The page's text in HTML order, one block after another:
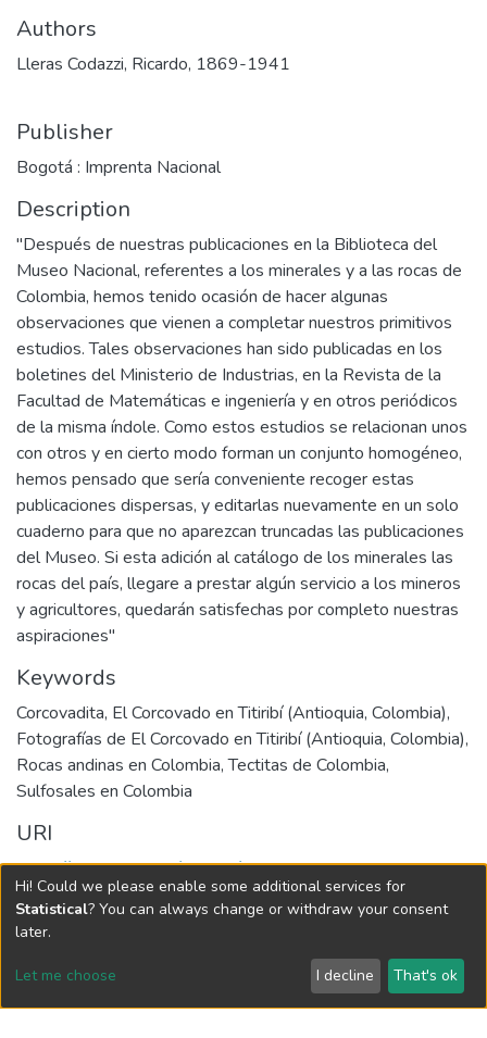
Authors
Lleras Codazzi, Ricardo, 1869-1941
Publisher
Bogotá : Imprenta Nacional
Description
"Después de nuestras publicaciones en la Biblioteca del
Museo Nacional, referentes a los minerales y a las rocas de
Colombia, hemos tenido ocasión de hacer algunas
observaciones que vienen a completar nuestros primitivos
estudios. Tales observaciones han sido publicadas en los
boletines del Ministerio de Industrias, en la Revista de la
Facultad de Matemáticas e ingeniería y en otros periódicos
de la misma índole. Como estos estudios se relacionan unos
con otros y en cierto modo forman un conjunto homogéneo,
hemos pensado que sería conveniente recoger estas
publicaciones dispersas, y editarlas nuevamente en un solo
cuaderno para que no aparezcan truncadas las publicaciones
del Museo. Si esta adición al catálogo de los minerales las
rocas del país, llegare a prestar algún servicio a los mineros
y agricultores, quedarán satisfechas por completo nuestras
aspiraciones"
Keywords
Corcovadita, El Corcovado en Titiribí (Antioquia, Colombia),
Fotografías de El Corcovado en Titiribí (Antioquia, Colombia),
Rocas andinas en Colombia,Tectitas de Colombia,
Sulfosales en Colombia
URI
https://hdl.handle.net/10784/34632
Collections
Load more
Hi! Could we please enable some additional services for
Statistical? You can always change or withdraw your consent
later.
Let me choose I decline That's ok